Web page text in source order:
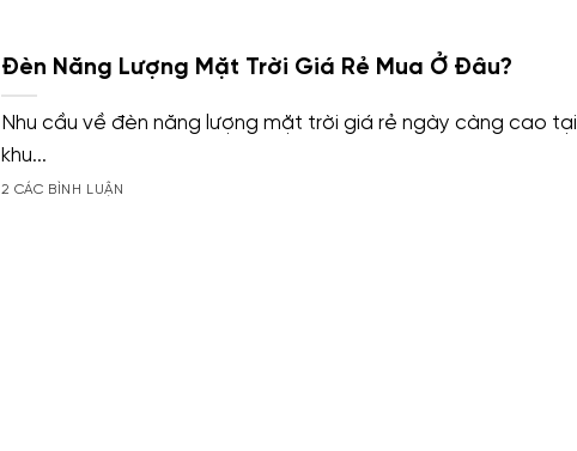
Đèn Năng Lượng Mặt Trời Giá Rẻ Mua Ở Đâu?
Nhu cầu về đèn năng lượng mặt trời giá rẻ ngày càng cao tại
khu...
2 CÁC BÌNH LUẬN